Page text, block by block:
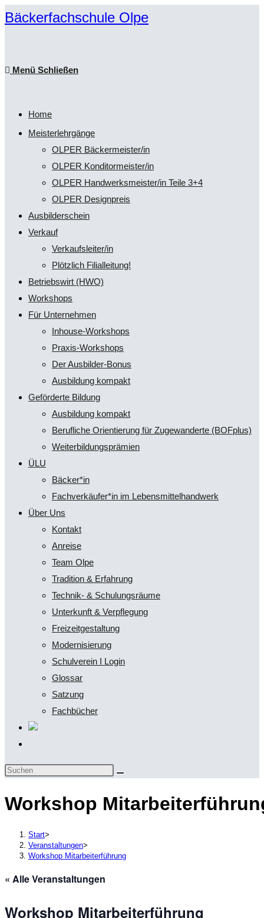
Zum
Bäckerfachschule Olpe
Menü Schließen
Home
Meisterlehrgänge
OLPER Bäckermeister/in
OLPER Konditormeister/in
OLPER Handwerksmeister/in Teile 3+4
OLPER Designpreis
Ausbilderschein
Verkauf
Verkaufsleiter/in
Plötzlich Filialleitung!
Betriebswirt (HWO)
Workshops
Für Unternehmen
Inhouse-Workshops
Praxis-Workshops
Der Ausbilder-Bonus
Ausbildung kompakt
Geförderte Bildung
Ausbildung kompakt
Berufliche Orientierung für Zugewanderte (BOFplus)
Weiterbildungsprämien
ÜLU
Bäcker*in
Fachverkäufer*in im Lebensmittelhandwerk
Über Uns
Kontakt
Anreise
Team Olpe
Tradition & Erfahrung
Technik- & Schulungsräume
Unterkunft & Verpflegung
Freizeitgestaltung
Modernisierung
Schulverein I Login
Glossar
Satzung
Fachbücher
umschalten
Diese
durchsuchen
Workshop
Start>
Veranstaltungen>
Workshop Mitarbeiterführung
« Alle Veranstaltungen
Workshop Mitarbeiterführung